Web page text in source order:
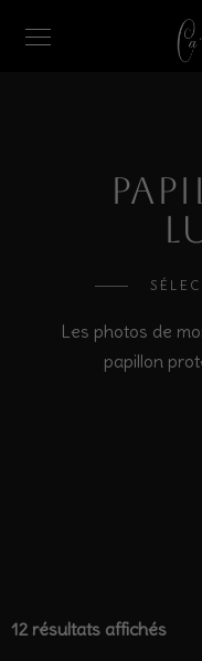
Les photos de
papillon
12 résultats affichés